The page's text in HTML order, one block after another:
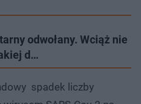
odwołany. Wciąż nie
d…
spadek liczby